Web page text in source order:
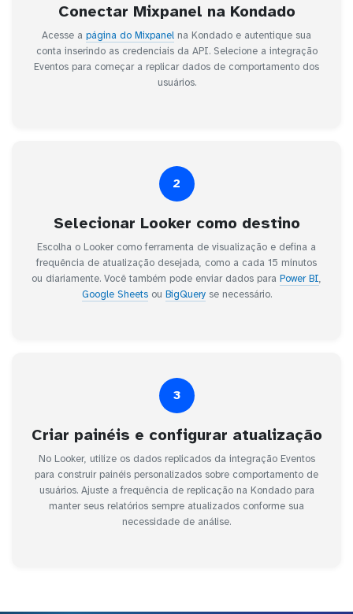
Conectar Mixpanel na Kondado
Acesse a página do Mixpanel na Kondado e autentique sua
conta inserindo as credenciais da API. Selecione a integração
Eventos para começar a replicar dados de comportamento dos
usuários.
2
Selecionar Looker como destino
Escolha o Looker como ferramenta de visualização e defina a
frequência de atualização desejada, como a cada 15 minutos
ou diariamente. Você também pode enviar dados para Power BI,
Google Sheetsou BigQueryse necessário.
3
Criar painéis e configurar atualização
No Looker, utilize os dados replicados da integração Eventos
para construir painéis personalizados sobre comportamento de
usuários. Ajuste a frequência de replicação na Kondado para
manter seus relatórios sempre atualizados conforme sua
necessidade de análise.